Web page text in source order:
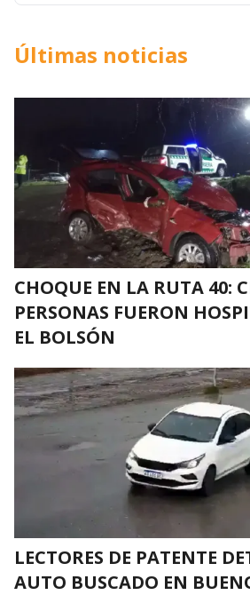
Últimas noticias
CHOQUE EN LA RUTA 40:
PERSONAS FUERON
EL BOLSÓN
LECTORES DE PATENTE
AUTO BUSCADO EN